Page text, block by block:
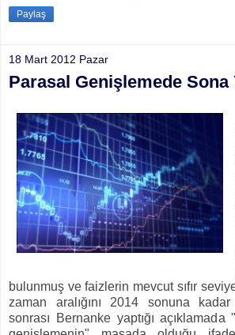
Paylaş
18 Mart 2012 Pazar
Parasal Genişlemede Sona
bulunmuş ve faizlerin mevcut sıfır
zaman aralığını 2014 sonuna kadar
sonrası Bernanke yaptığı